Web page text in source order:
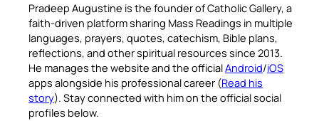
Pradeep Augustine is the founder of Catholic Gallery, a
faith-driven platform sharing Mass Readings in multiple
languages, prayers, quotes, catechism, Bible plans,
reflections, and other spiritual resources since 2013.
He manages the website and the officialAndroid/iOS
apps alongside his professional career (Read his
story). Stay connected with him on the official social
profiles below.